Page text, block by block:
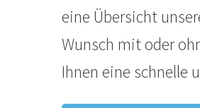
eine Übersicht
Wunsch mit oder
Ihnen eine schnelle